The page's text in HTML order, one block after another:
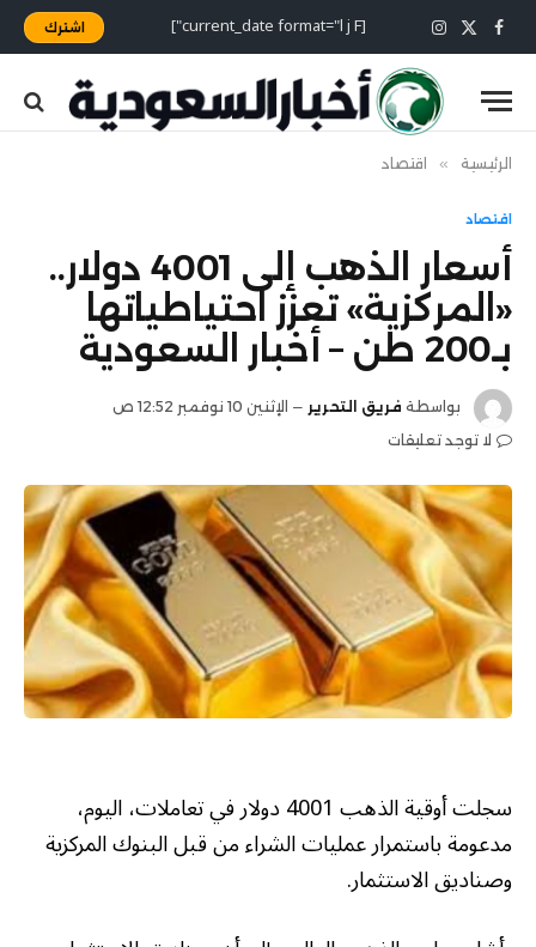
فيسبوك
X
(Twitter)
الانستغرام [current_date format="l j F"] اشترك
الرئيسية » اقتصاد
اقتصاد
أسعار الذهب إلى 4001 دولار..
«المركزية» تعزز احتياطياتها
بـ200 طن – أخبار السعودية
بواسطة فريق التحرير
الإثنين 10 نوفمبر 12:52 ص
لا توجد تعليقات
سجلت أوقية الذهب 4001 دولار في تعاملات، اليوم،
مدعومة باستمرار عمليات الشراء من قبل البنوك المركزية
وصناديق الاستثمار.